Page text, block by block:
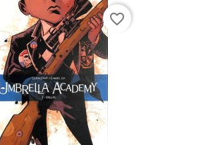
favorite_border